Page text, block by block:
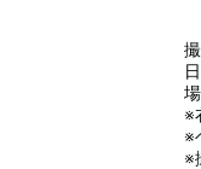
※
※
※